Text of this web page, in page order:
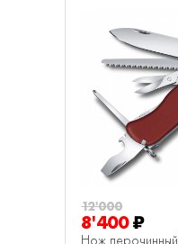
12'000
8'400₽
Нож перочинный